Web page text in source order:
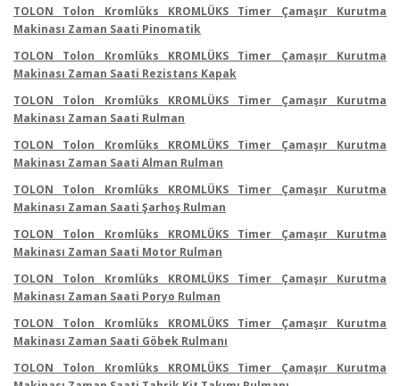
TOLON Tolon Kromlüks KROMLÜKS Timer Çamaşır Kurutma
Makinası Zaman Saati Pinomatik
TOLON Tolon Kromlüks KROMLÜKS Timer Çamaşır Kurutma
Makinası Zaman Saati Rezistans Kapak
TOLON Tolon Kromlüks KROMLÜKS Timer Çamaşır Kurutma
Makinası Zaman Saati Rulman
TOLON Tolon Kromlüks KROMLÜKS Timer Çamaşır Kurutma
Makinası Zaman Saati Alman Rulman
TOLON Tolon Kromlüks KROMLÜKS Timer Çamaşır Kurutma
Makinası Zaman Saati Şarhoş Rulman
TOLON Tolon Kromlüks KROMLÜKS Timer Çamaşır Kurutma
Makinası Zaman Saati Motor Rulman
TOLON Tolon Kromlüks KROMLÜKS Timer Çamaşır Kurutma
Makinası Zaman Saati Poryo Rulman
TOLON Tolon Kromlüks KROMLÜKS Timer Çamaşır Kurutma
Makinası Zaman Saati Göbek Rulmanı
TOLON Tolon Kromlüks KROMLÜKS Timer Çamaşır Kurutma